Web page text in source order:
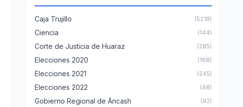
Caja Trujillo (5218)
Ciencia (144)
Corte de Justicia de Huaraz (285)
Elecciones 2020 (168)
Elecciones 2021 (245)
Elecciones 2022 (48)
Gobierno Regional de Áncash (92)